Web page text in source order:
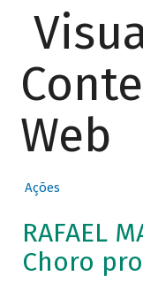
Web
Ações
RAFAEL
Choro